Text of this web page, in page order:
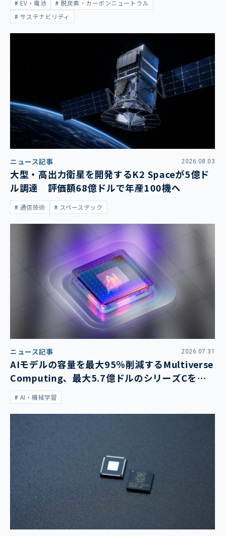
EV・電池
脱炭素・カーボンニュートラル
サステナビリティ
ニュース記事 2026.08.03
大型・高出力衛星を開発するK2 Spaceが5億ド
ル調達 評価額68億ドルで年産100機へ
通信技術 スペーステック
ニュース記事 2026.07.31
AIモデルの容量を最大95％削減するMultiverse
Computing、最大5.7億ドルのシリーズCを発
表AI・機械学習